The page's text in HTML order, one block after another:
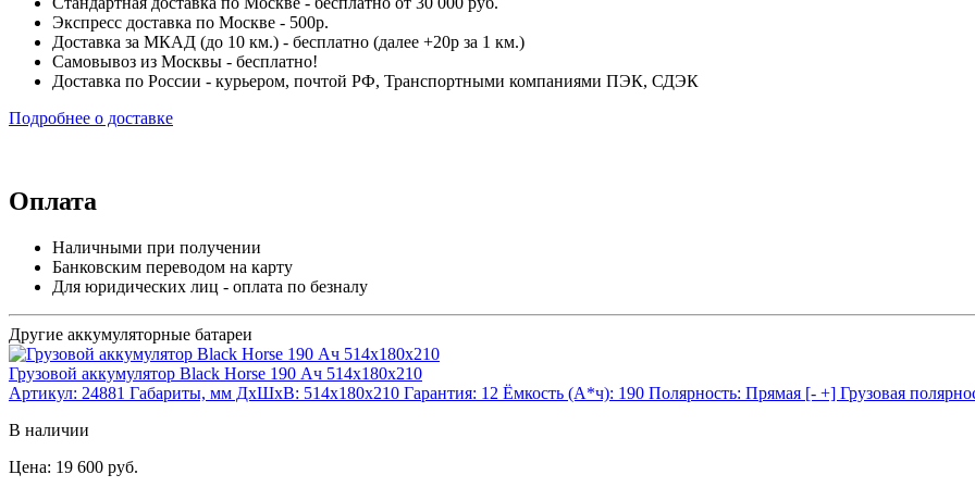
Экспресс доставка по Москве - 500р.
Доставка за МКАД (до 10 км.) - бесплатно (далее +20р за 1 км.)
Самовывоз из Москвы - бесплатно!
Доставка по России - курьером, почтой РФ, Транспортными компаниями ПЭК, СДЭК
Подробнее о доставке
Оплата
Наличными при получении
Банковским переводом на карту
Для юридических лиц - оплата по безналу
Другие аккумуляторные батареи
Грузовой аккумулятор Black Horse 190 Ач 514x180x210
Артикул: 24881 Габариты, мм ДхШхВ: 514x180x210 Гарантия: 12 Ёмкость (А*ч): 190 Полярность: Прямая [- +] Грузовая
В наличии
Цена: 19 600 руб.